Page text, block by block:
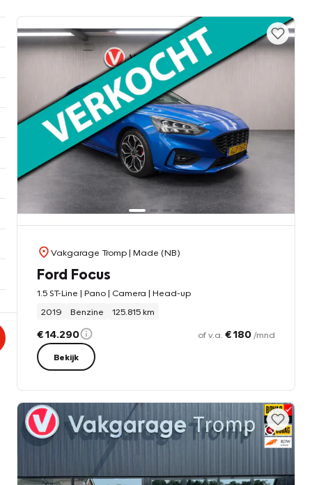
Vakgarage Tromp| Made (NB)
Ford Focus
1.5 ST-Line | Pano | Camera | Head-up
2019
Benzine 125.815 km
€ 14.290 of v.a. € 180 /mnd
Bekijk